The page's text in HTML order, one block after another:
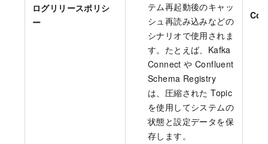
ログリリースポリシ
ー
テム再起動後のキャッ
シュ再読み込みなどの
シナリオで使用されま
す。たとえば、Kafka
Connect や Confluent
Schema Registry
は、圧縮された Topic
を使用してシステムの
状態と設定データを保
存します。